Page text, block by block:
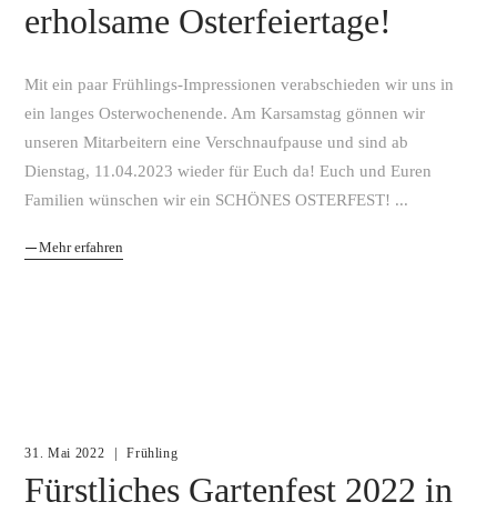
erholsame Osterfeiertage!
Mit ein paar Frühlings-Impressionen verabschieden wir uns in
ein langes Osterwochenende. Am Karsamstag gönnen wir
unseren Mitarbeitern eine Verschnaufpause und sind ab
Dienstag, 11.04.2023 wieder für Euch da! Euch und Euren
Familien wünschen wir ein SCHÖNES OSTERFEST!
Mehr erfahren
31. Mai 2022 Frühling
Fürstliches Gartenfest 2022 in